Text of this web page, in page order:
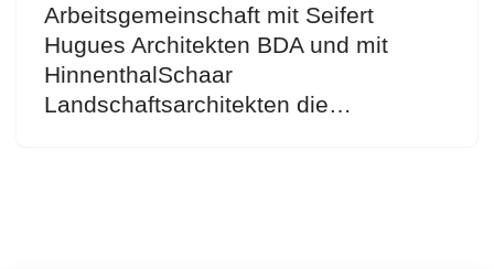
Arbeitsgemeinschaft mit Seifert
Hugues Architekten BDA und mit
HinnenthalSchaar
Landschaftsarchitekten die…